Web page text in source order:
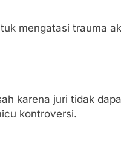
mengatasi trauma
karena juri tidak
kontroversi.